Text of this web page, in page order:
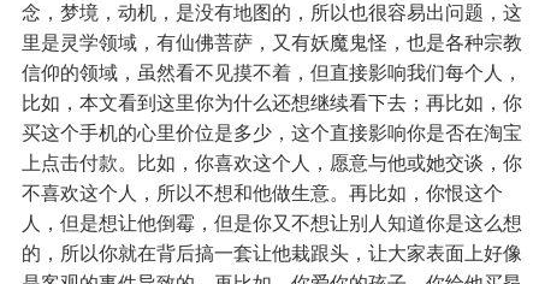
念，梦境，动机，是没有地图的，所以也很容易出问题，这
里是灵学领域，有仙佛菩萨，又有妖魔鬼怪，也是各种宗教
信仰的领域，虽然看不见摸不着，但直接影响我们每个人，
比如，本文看到这里你为什么还想继续看下去；再比如，你
买这个手机的心里价位是多少，这个直接影响你是否在淘宝
上点击付款。比如，你喜欢这个人，愿意与他或她交谈，你
不喜欢这个人，所以不想和他做生意。再比如，你恨这个
人，但是想让他倒霉，但是你又不想让别人知道你是这么想
的，所以你就在背后搞一套让他栽跟头，让大家表面上好像